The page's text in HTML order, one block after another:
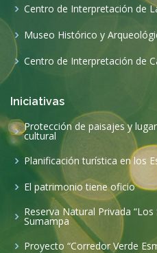
Centro de Interpretación de
Museo Histórico y
Centro de Interpretación de
Iniciativas
Protección de paisajes y
cultural
Planificación turística en los
El patrimonio tiene oficio
Reserva Natural Privada “Los
Sumampa
Proyecto “Corredor Verde